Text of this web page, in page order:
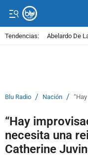
Tendencias: Abelardo De
Blu Radio / Nación /
“Hay
necesita una
Catherine